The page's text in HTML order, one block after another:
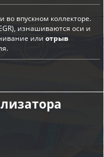
во впускном коллекторе.
изнашиваются оси и
или отрыв